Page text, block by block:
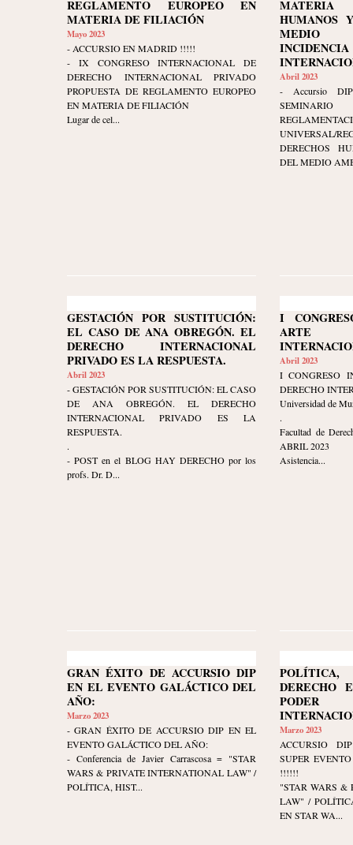
REGLAMENTO EUROPEO EN
MATERIA DE FILIACIÓN
Mayo 2023
- ACCURSIO EN MADRID !!!!!
- IX CONGRESO INTERNACIONAL DE
DERECHO INTERNACIONAL PRIVADO
PROPUESTA DE REGLAMENTO EUROPEO
EN MATERIA DE FILIACIÓN
Lugar de cel...
HUMANOS
MEDIO
Abril 2023
- Accursio
UNIVERSAL/
DERECHOS
DEL MEDIO
GESTACIÓN POR SUSTITUCIÓN:
EL CASO DE ANA OBREGÓN. EL
DERECHO INTERNACIONAL
PRIVADO ES LA RESPUESTA.
Abril 2023
- GESTACIÓN POR SUSTITUCIÓN: EL CASO
DE ANA OBREGÓN. EL DERECHO
INTERNACIONAL PRIVADO ES LA
RESPUESTA.
.
- POST en el BLOG HAY DERECHO por los
profs. Dr. D...
I
ARTE
Abril 2023
I CONGRESO
DERECHO
Universidad de
.
Facultad de
ABRIL 2023
Asistencia...
GRAN ÉXITO DE ACCURSIO DIP
EN EL EVENTO GALÁCTICO DEL
AÑO:
Marzo 2023
- GRAN ÉXITO DE ACCURSIO DIP EN EL
EVENTO GALÁCTICO DEL AÑO:
- Conferencia de Javier Carrascosa = "STAR
WARS & PRIVATE INTERNATIONAL LAW" /
POLÍTICA, HIST...
DERECHO
PODER
Marzo 2023
ACCURSIO
SUPER
!!!!!!
"STAR WARS &
LAW" /
EN STAR WA...